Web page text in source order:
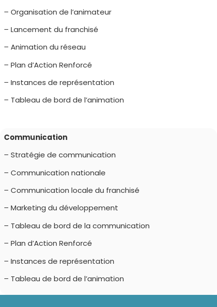
– Organisation de l’animateur
– Lancement du franchisé
– Animation du réseau
– Plan d’Action Renforcé
– Instances de représentation
– Tableau de bord de l’animation
Communication
– Stratégie de communication
– Communication nationale
– Communication locale du franchisé
– Marketing du développement
– Tableau de bord de la communication
– Plan d’Action Renforcé
– Instances de représentation
– Tableau de bord de l’animation